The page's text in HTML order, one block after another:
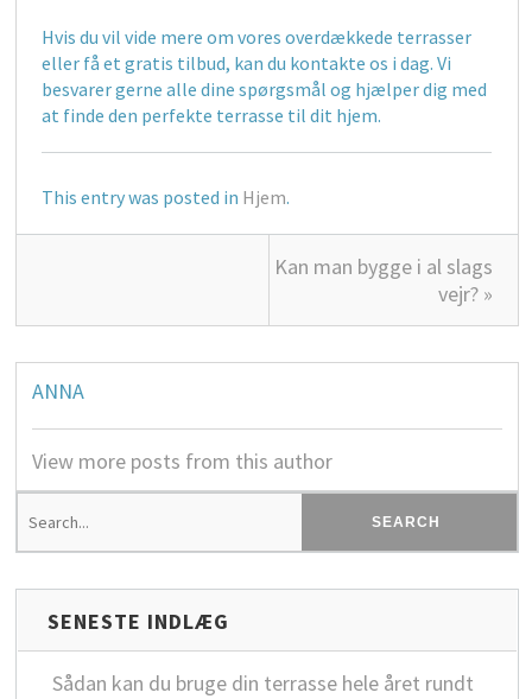
Hvis du vil vide mere om vores overdækkede terrasser
eller få et gratis tilbud, kan du kontakte os i dag. Vi
besvarer gerne alle dine spørgsmål og hjælper dig med
at finde den perfekte terrasse til dit hjem.
This entry was posted in Hjem.
Kan man bygge i al slags
vejr? »
ANNA
View more posts from this author
SENESTE INDLÆG
Sådan kan du bruge din terrasse hele året rundt